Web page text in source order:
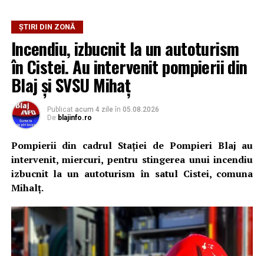
ȘTIRI DIN ZONĂ
Incendiu, izbucnit la un autoturism
în Cistei. Au intervenit pompierii din
Blaj și SVSU Mihaț
Publicat acum 4 zile în 05.08.2026
De blajinfo.ro
Pompierii din cadrul Stației de Pompieri Blaj au
intervenit, miercuri, pentru stingerea unui incendiu
izbucnit la un autoturism în satul Cistei, comuna
Mihalț.